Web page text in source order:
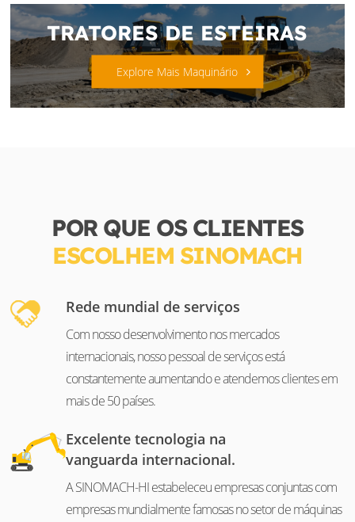
TRATORES DE ESTEIRAS
Explore Mais Maquinário
POR QUE OS CLIENTES
ESCOLHEM SINOMACH
Rede mundial de serviços
Com nosso desenvolvimento nos mercados
internacionais, nosso pessoal de serviços está
constantemente aumentando e atendemos clientes em
mais de 50 países.
Excelente tecnologia na
vanguarda internacional.
A SINOMACH-HI estabeleceu empresas conjuntas com
empresas mundialmente famosas no setor de máquinas